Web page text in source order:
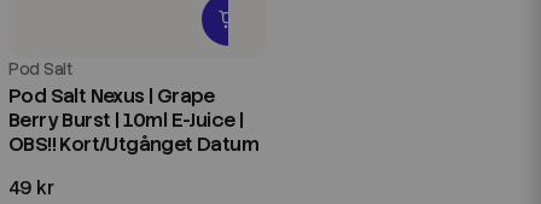
Pod Salt
Pod Salt Nexus | Grape
Berry Burst | 10ml E-Juice |
OBS!! Kort/Utgånget Datum
49 kr